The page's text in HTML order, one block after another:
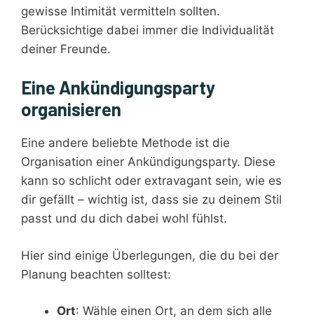
gewisse Intimität vermitteln sollten.
Berücksichtige dabei immer die Individualität
deiner Freunde.
Eine Ankündigungsparty
organisieren
Eine andere beliebte Methode ist die
Organisation einer Ankündigungsparty. Diese
kann so schlicht oder extravagant sein, wie es
dir gefällt – wichtig ist, dass sie zu deinem Stil
passt und du dich dabei wohl fühlst.
Hier sind einige Überlegungen, die du bei der
Planung beachten solltest:
Ort: Wähle einen Ort, an dem sich alle